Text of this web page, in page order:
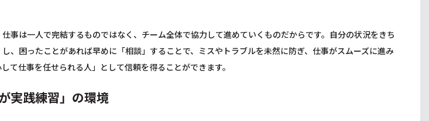
事は一人で完結するものではなく、チーム全体で協力して進めていくものだからです。自分の状況をきち
、困ったことがあれば早めに「相談」することで、ミスやトラブルを未然に防ぎ、仕事がスムーズに進み
て仕事を任せられる人」として信頼を得ることができます。
実践練習」の環境